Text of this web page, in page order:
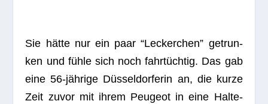
Sie hätte nur ein paar “Lecker­chen” getrun­
ken und fühle sich noch fahr­tüch­tig. Das gab
eine 56-jäh­rige Düs­sel­dor­fe­rin an, die kurze
Zeit zuvor mit ihrem Peu­geot in eine Hal­te­